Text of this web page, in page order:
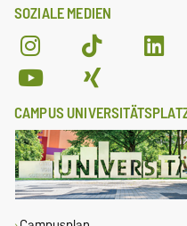
SOZIALE MEDIEN
CAMPUS